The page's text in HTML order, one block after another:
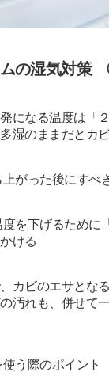
の湿気対策
になる温度は「
湿のままだとカ
がった後にすべ
度を下げるために
ける
カビのエサとな
汚れも、併せて
う際のポイント